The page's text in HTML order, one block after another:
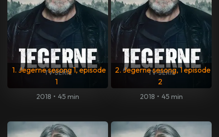
1. Jegerne sesong 1, episode
1
2018 • 45 min
2. Jegerne sesong, 1 episode
2
2018 • 45 min